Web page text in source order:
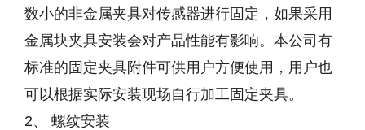
数小的非金属夹具对传感器进行固定，如果采用
金属块夹具安装会对产品性能有影响。本公司有
标准的固定夹具附件可供用户方便使用，用户也
可以根据实际安装现场自行加工固定夹具。
2、 螺纹安装